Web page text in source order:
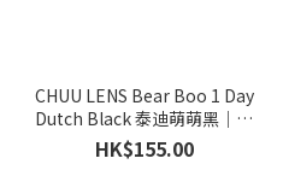
CHUU LENS Bear Boo 1 Day
Dutch Black 泰迪萌萌黑｜日
抛彩妆隐形眼镜｜每盒10片
HK$155.00